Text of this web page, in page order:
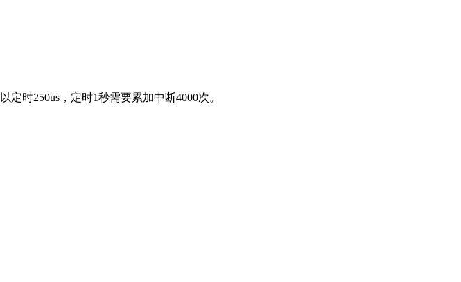
时250us，定时1秒需要累加中断4000次。